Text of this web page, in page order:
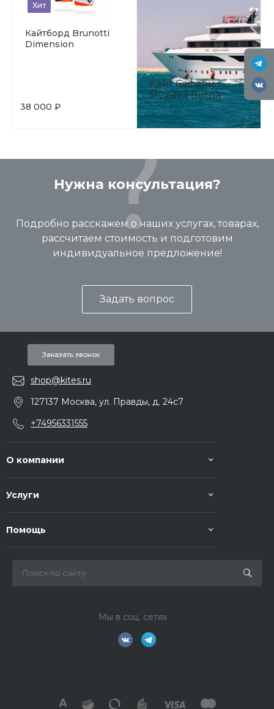
Хит
Кайтборд Brunotti
Dimension
38 000 ₽
Кайт Сафари
Музыка Ветра
Нужна консультация?
Подробно расскажем о наших услугах, товарах,
рассчитаем стоимость и подготовим
индивидуальное предложение!
Задать вопрос
Заказать звонок
shop@kites.ru
127137 Москва, ул. Правды, д. 24с7
+74956331555
О компании
Услуги
Помощь
Мы в соц. сетях